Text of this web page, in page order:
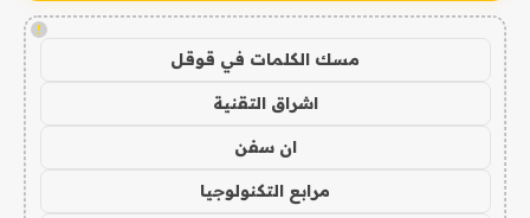
!
مسك الكلمات في قوقل
اشراق التقنية
ان سفن
مرابع التكنولوجيا